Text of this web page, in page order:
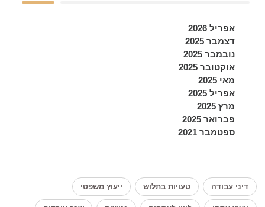
אפריל 2026
דצמבר 2025
נובמבר 2025
אוקטובר 2025
מאי 2025
אפריל 2025
מרץ 2025
פברואר 2025
ספטמבר 2021
דיני עבודה טעויות בתלוש ייעוץ משפטי